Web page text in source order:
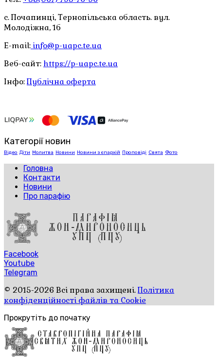
с. Почапинці, Тернопільська область. вул.
Молодіжна, 1б
E-mail: info@p-uapc.te.ua
Веб-сайт: https://p-uapc.te.ua
Інфо:Публічна оферта
Категорії новин
Відео Діти Молитва Новини Новини з єпархій Проповіді Свята Фото
Головна
Контакти
Новини
Про парафію
Facebook
Youtube
Telegram
© 2015-2026 Всі права захищені.Політика
конфіденційності файлів та Cookie
Прокрутіть до початку